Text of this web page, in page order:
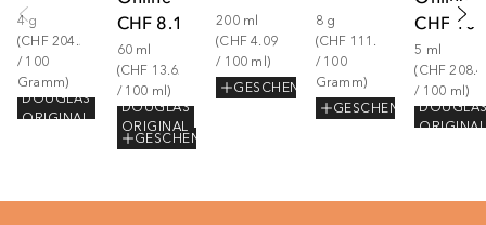
4 g
(CHF 204.25
/ 100
Gramm)
DOUGLAS
ORIGINAL
CHF 8.17
60 ml
(CHF 13.62
/ 100 ml)
DOUGLAS
ORIGINAL
GESCHENK
200 ml
(CHF 4.09
/ 100 ml )
GESCHENK
8 g
(CHF 111.50
/ 100
Gramm)
GESCHENK
CHF
5 ml
(CHF
/ 100 ml )
ORIGINAL